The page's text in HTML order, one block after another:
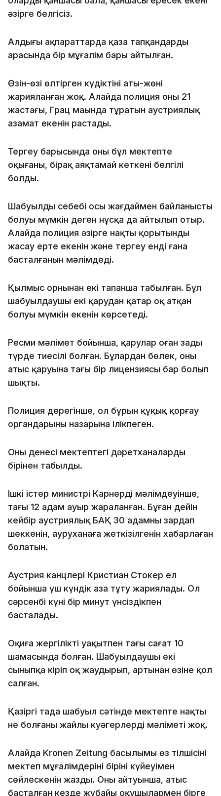
әзірге белгісіз.
Алдыңғы ақпараттарда қаза тапқандардың
арасында бір мұғалім бары айтылған.
Өзін-өзі өлтірген күдіктінің аты-жөні
жарияланған жоқ. Алайда полиция оның 21
жастағы, Грац маңында тұратын аустриялық
азамат екенін растады.
Тергеу барысында оның бұл мектепте
оқығаны, бірақ аяқтамай кеткені белгілі
болды.
Шабуылдың себебі осы жағдаймен байланысты
болуы мүмкін деген нұсқа да айтылып отыр.
Алайда полиция әзірге нақты қорытынды
жасау ерте екенін және тергеу енді ғана
басталғанын мәлімдеді.
Қылмыс орнынан екі тапанша табылған. Бұл
шабуылдаушы екі қарудан қатар оқ атқан
болуы мүмкін екенін көрсетеді.
Ресми мәлімет бойынша, қарулар оған заңды
түрде тиесілі болған. Бұлардан бөлек, оның
атыс қаруына тағы бір лицензиясы бар болып
шықты.
Полиция дерегінше, ол бұрын құқық қорғау
органдарының назарына ілікпеген.
Оның денесі мектептегі дәретханалардың
бірінен табылды.
Ішкі істер министрі Карнердің мәлімдеуінше,
тағы 12 адам ауыр жараланған. Бұған дейін
кейбір аустриялық БАҚ 30 адамның зардап
шеккенін, ауруханаға жеткізілгенін хабарлаған
болатын.
Аустрия канцлері Кристиан Стокер ел
бойынша үш күндік аза тұту жариялады. Ол
сәрсенбі күні бір минут үнсіздікпен
басталады.
Оқиға жергілікті уақытпен таңғы сағат 10
шамасында болған. Шабуылдаушы екі
сыныпқа кіріп оқ жаудырып, артынан өзіне қол
салған.
Қазіргі таңда шабуыл сәтінде мектепте нақты
не болғаны жайлы куәгерлердің мәліметі жоқ.
Алайда Kronen Zeitung басылымы өз тілшісінің
мектеп мұғалімдерінің бірінің күйеуімен
сөйлескенін жазды. Оның айтуынша, атыс
басталған кезде жұбайы оқушылармен бірге